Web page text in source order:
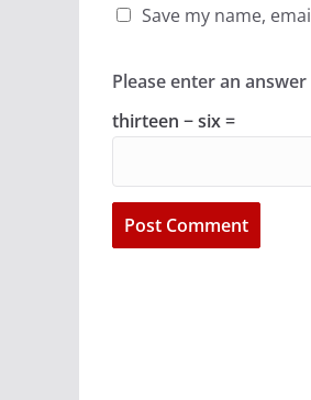
Save my name,
Please enter an
thirteen − six =